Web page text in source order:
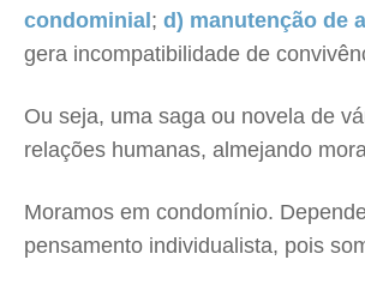
condominial ; d) manutenção de
gera incompatibilidade de
Ou seja, uma saga ou novela de
relações humanas, almejando
Moramos em condomínio.
pensamento individualista, pois